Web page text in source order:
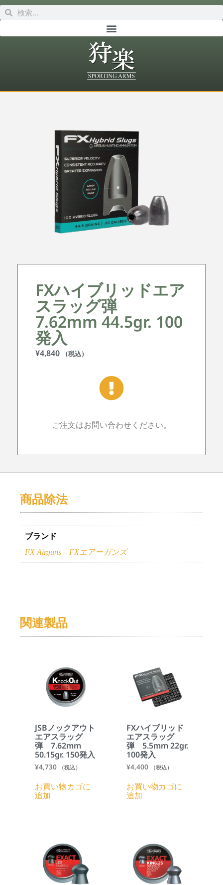
FXハイブリッドエア
スラッグ弾
7.62mm 44.5gr. 100
発入
¥4,840 （税込）
ご注文はお問い合わせください。
商品除法
ブランド
FX Airguns – FXエアーガンズ
関連製品
JSBノックアウト
エアスラッグ
弾 7.62mm
50.15gr. 150発入
¥4,730 （税込）
お買い物カゴに
追加
FXハイブリッド
エアスラッグ
弾 5.5mm 22gr.
100発入
¥4,400 （税込）
お買い物カゴに
追加